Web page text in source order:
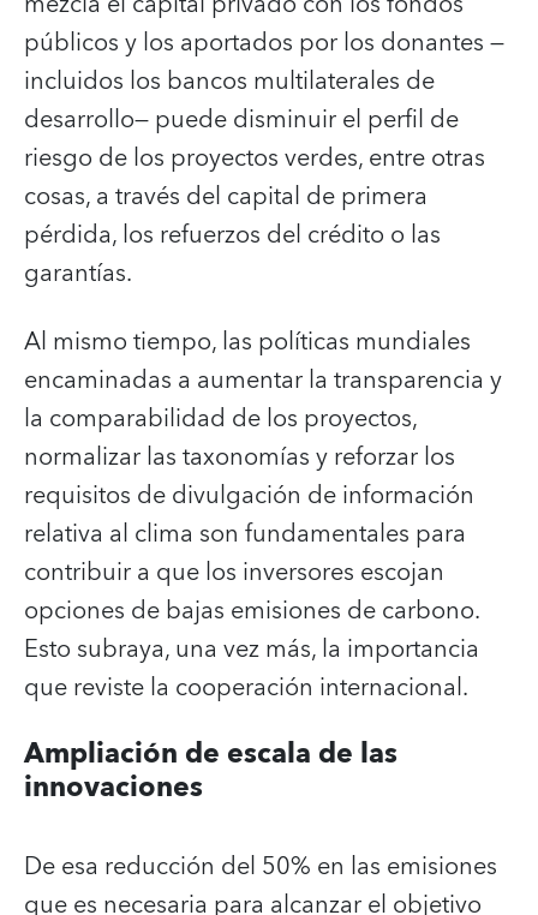
públicos y los aportados por los donantes —
incluidos los bancos multilaterales de
desarrollo— puede disminuir el perfil de
riesgo de los proyectos verdes, entre otras
cosas, a través del capital de primera
pérdida, los refuerzos del crédito o las
garantías.
Al mismo tiempo, las políticas mundiales
encaminadas a aumentar la transparencia y
la comparabilidad de los proyectos,
normalizar las taxonomías y reforzar los
requisitos de divulgación de información
relativa al clima son fundamentales para
contribuir a que los inversores escojan
opciones de bajas emisiones de carbono.
Esto subraya, una vez más, la importancia
que reviste la cooperación internacional.
Ampliación de escala de las
innovaciones
De esa reducción del 50% en las emisiones
que es necesaria para alcanzar el objetivo